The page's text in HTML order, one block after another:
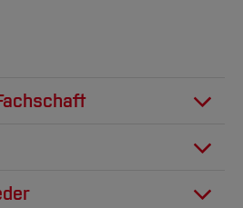
der Fachschaft
Schleicher